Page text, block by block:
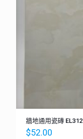
牆地通用瓷磚 EL312
$52.00